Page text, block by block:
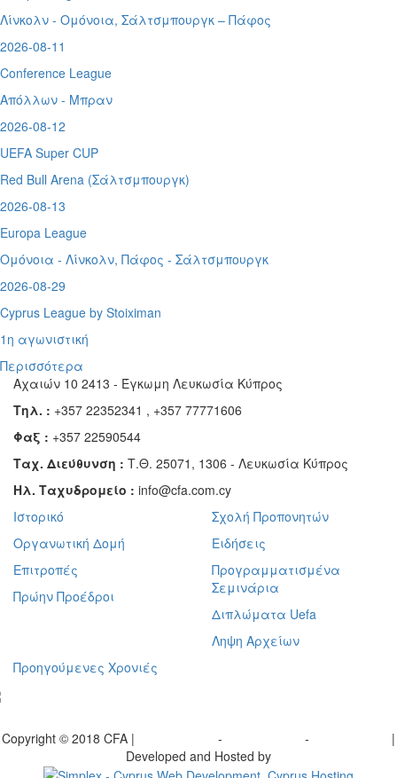
Λίνκολν - Ομόνοια, Σάλτσμπουργκ – Πάφος
2026-08-11
Conference League
Απόλλων - Μπραν
2026-08-12
UEFA Super CUP
Red Bull Arena (Σάλτσμπουργκ)
2026-08-13
Europa League
Ομόνοια - Λίνκολν, Πάφος - Σάλτσμπουργκ
2026-08-29
Cyprus League by Stoiximan
1η αγωνιστική
Περισσότερα
Αχαιών 10 2413 - Έγκωμη Λευκωσία Κύπρος
Τηλ. : +357 22352341 , +357 77771606
Φαξ : +357 22590544
Ταχ. Διεύθυνση : Τ.Θ. 25071, 1306 - Λευκωσία Κύπρος
Ηλ. Ταχυδρομείο : info@cfa.com.cy
Ιστορικό
Οργανωτική Δομή
Επιτροπές
Πρώην Προέδροι
Σχολή Προπονητών
Ειδήσεις
Προγραμματισμένα
Σεμινάρια
Διπλώματα Uefa
Ληψη Αρχείων
Προηγούμενες Χρονιές
Copyright © 2018 CFA | - -
|
Developed and Hosted by